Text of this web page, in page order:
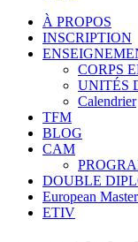
À PROPOS
INSCRIPTION
CORPS
UNITÉS
Calendrier
TFM
BLOG
CAM
DOUBLE
European
ETIV